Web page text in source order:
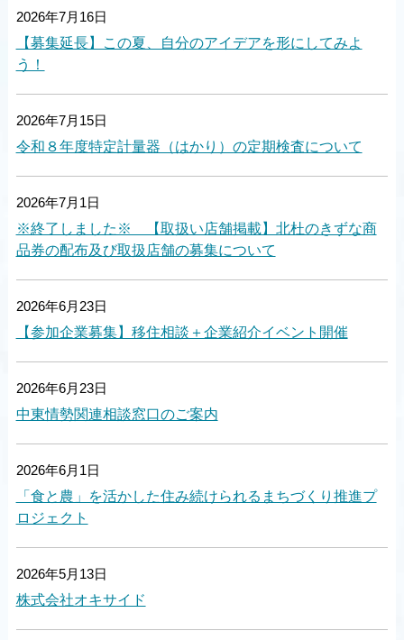
2026年7月16日
【募集延長】この夏、自分のアイデアを形にしてみよ
う！
2026年7月15日
令和８年度特定計量器（はかり）の定期検査について
2026年7月1日
※終了しました※ 【取扱い店舗掲載】北杜のきずな商
品券の配布及び取扱店舗の募集について
2026年6月23日
【参加企業募集】移住相談＋企業紹介イベント開催
2026年6月23日
中東情勢関連相談窓口のご案内
2026年6月1日
「食と農」を活かした住み続けられるまちづくり推進プ
ロジェクト
2026年5月13日
株式会社オキサイド